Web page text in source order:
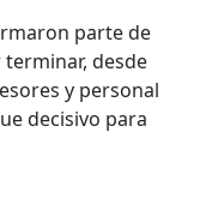
parte de
desde
y personal
decisivo para